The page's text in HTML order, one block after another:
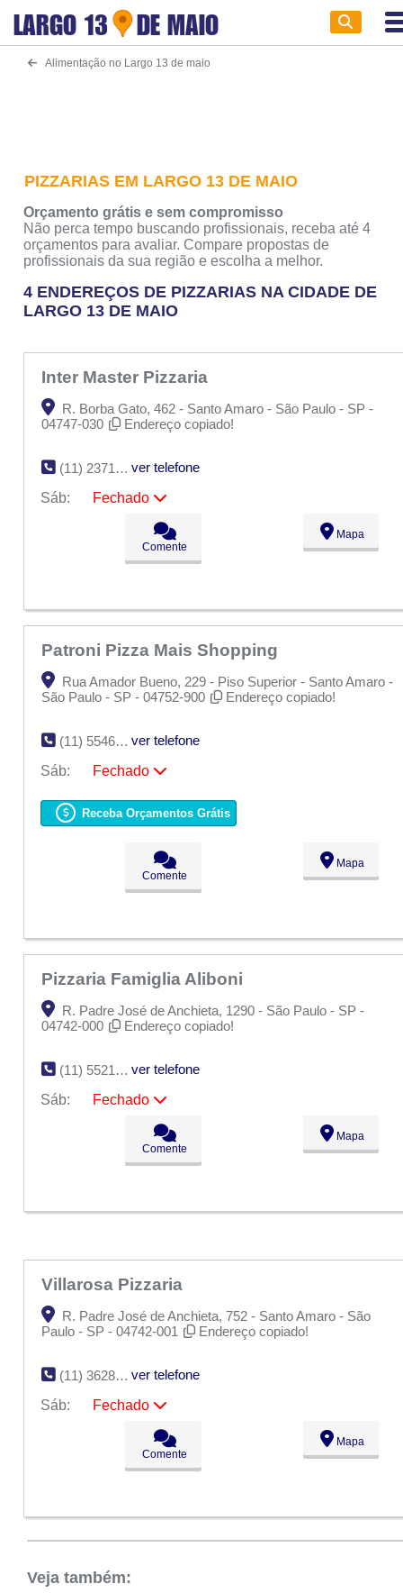
LARGO 13 DE MAIO
Alimentação no Largo 13 de maio
PIZZARIAS EM LARGO 13 DE MAIO
Orçamento grátis e sem compromisso
Não perca tempo buscando profissionais, receba até 4
orçamentos para avaliar. Compare propostas de
profissionais da sua região e escolha a melhor.
4 ENDEREÇOS DE PIZZARIAS NA CIDADE DE
LARGO 13 DE MAIO
Inter Master Pizzaria
R. Borba Gato, 462 - Santo Amaro - São Paulo - SP -
04747-030
Endereço copiado!
(11) 2371-0836
ver telefone
Sáb:
Fechado
09:00 - 18:00
09:00 - 18:00
09:00 - 18:00
Comente
Mapa
Patroni Pizza Mais Shopping
Rua Amador Bueno, 229 - Piso Superior - Santo Amaro -
São Paulo - SP - 04752-900
Endereço copiado!
(11) 5546-2883
ver telefone
Sáb:
Fechado
Ter:
09:00 - 18:00
Qua:
09:00 - 18:00
09:00 - 18:00
Fechado
Fechado
Receba Orçamentos Grátis
Comente
Mapa
Pizzaria Famiglia Aliboni
R. Padre José de Anchieta, 1290 - São Paulo - SP -
04742-000
Endereço copiado!
(11) 5521-7580
ver telefone
Sáb:
Fechado
09:00 - 18:00
09:00 - 18:00
09:00 - 18:00
Comente
Mapa
Villarosa Pizzaria
R. Padre José de Anchieta, 752 - Santo Amaro - São
Paulo - SP - 04742-001
Endereço copiado!
(11) 3628-0668
ver telefone
Sáb:
Fechado
09:00 - 18:00
09:00 - 18:00
09:00 - 18:00
Comente
Mapa
Veja também: